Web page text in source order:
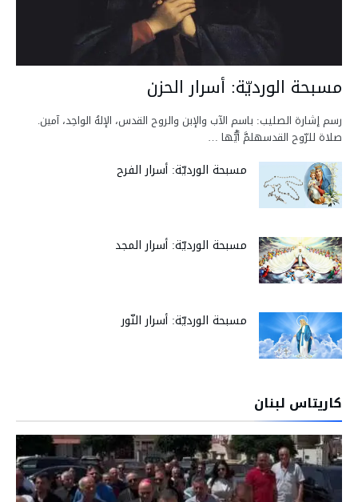
مسبحة الورديّة: أسرار الحزن
رسم إشارة الصليب: باسم الآب والإبن والروح القدس، الإلهُ الواحِد، آمين.
صلاة للرّوح القدسهلمَّ أيُّها …
مسبحة الورديّة: أسرار الفرح
مسبحة الورديّة: أسرار المجد
مسبحة الورديّة: أسرار النّور
كاريتاس لبنان